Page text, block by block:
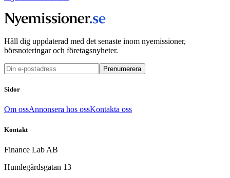
Håll dig uppdaterad med det senaste inom nyemissioner,
börsnoteringar och företagsnyheter.
Prenumerera
Sidor
Om ossAnnonsera hos ossKontakta oss
Kontakt
Finance Lab AB
Humlegårdsgatan 13